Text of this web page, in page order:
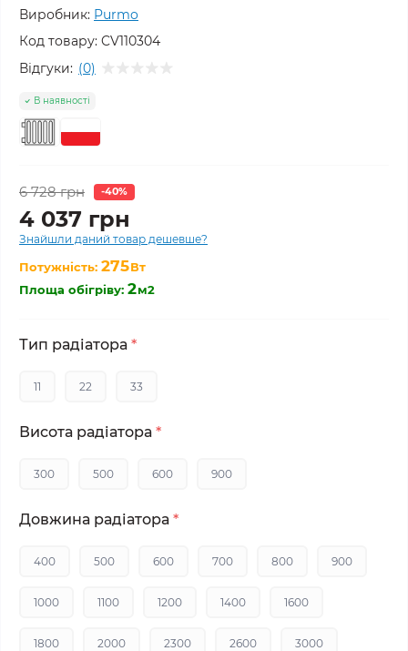
Виробник: Purmo
Код товару: CV110304
Відгуки: (0)
В наявності
6 728 грн -40%
4 037 грн
Знайшли даний товар дешевше?
Потужність: 275Вт
Площа обігріву: 2м2
Тип радіатора *
11 22 33
Висота радіатора *
300 500 600 900
Довжина радіатора *
400 500 600 700 800 900
1000 1100 1200 1400 1600
1800 2000 2300 2600 3000